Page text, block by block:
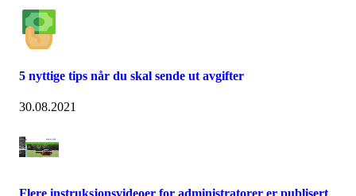
5 nyttige tips når du skal sende ut avgifter
30.08.2021